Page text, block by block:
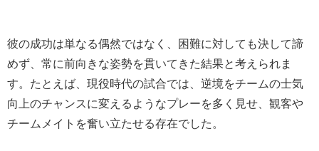
彼の成功は単なる偶然ではなく、困難に対しても決して諦
めず、常に前向きな姿勢を貫いてきた結果と考えられま
す。たとえば、現役時代の試合では、逆境をチームの士気
向上のチャンスに変えるようなプレーを多く見せ、観客や
チームメイトを奮い立たせる存在でした。